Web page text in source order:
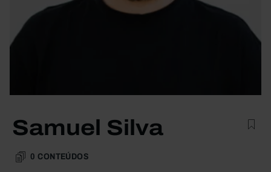
Samuel Silva
0 CONTEÚDOS